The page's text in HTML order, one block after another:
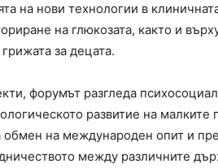
на нови технологии в
на глюкозата, както и
за децата.
форумът разгледа
развитие на малките
на международен опит и
между различните